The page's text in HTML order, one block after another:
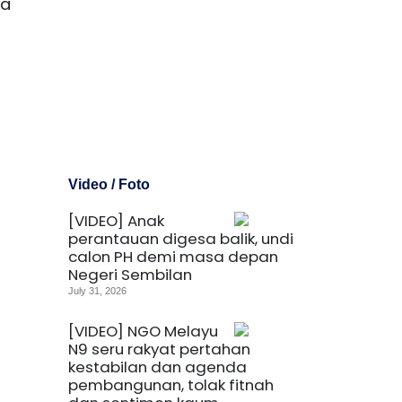
Video / Foto
[VIDEO] Anak
perantauan digesa balik, undi
calon PH demi masa depan
Negeri Sembilan
July 31, 2026
[VIDEO] NGO Melayu
N9 seru rakyat pertahan
kestabilan dan agenda
pembangunan, tolak fitnah